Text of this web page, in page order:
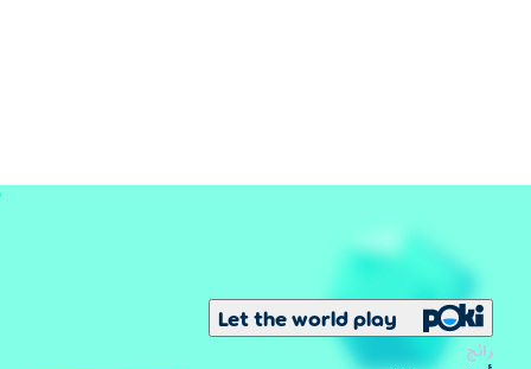
Let the world play
رائج